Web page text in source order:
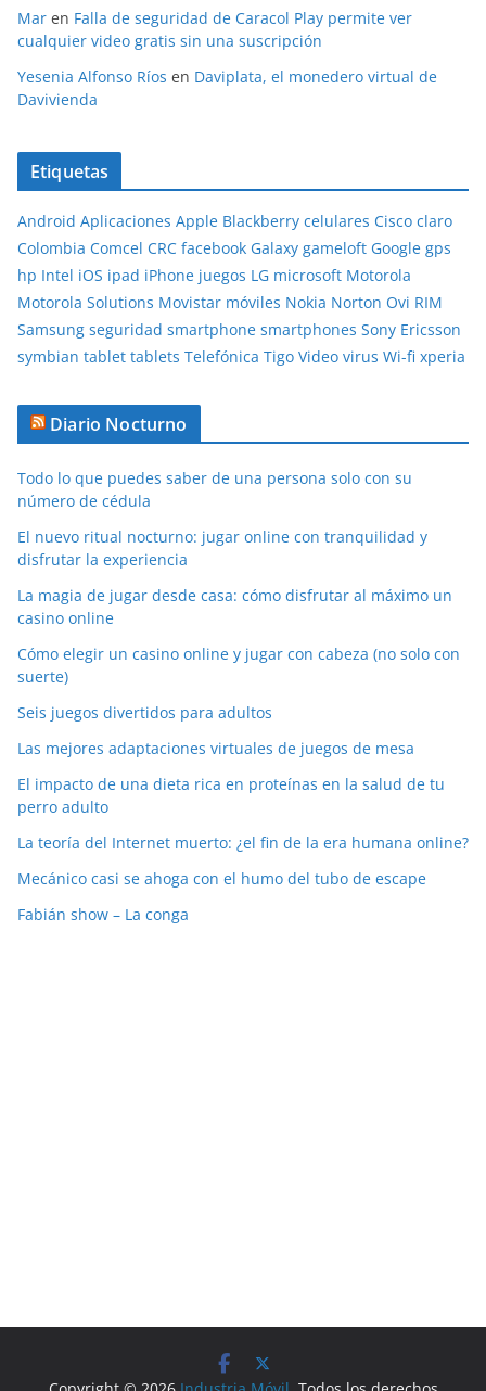
Mar en Falla de seguridad de Caracol Play permite ver
cualquier video gratis sin una suscripción
Yesenia Alfonso Ríos en Daviplata, el monedero virtual de
Davivienda
Etiquetas
Android Aplicaciones Apple Blackberry celulares Cisco claro
Colombia Comcel CRC facebook Galaxy gameloft Google gps
hp Intel iOS ipad iPhone juegos LG microsoft Motorola
Motorola Solutions Movistar móviles Nokia Norton Ovi RIM
Samsung seguridad smartphone smartphones Sony Ericsson
symbian tablet tablets Telefónica Tigo Video virus Wi-fi xperia
Diario Nocturno
Todo lo que puedes saber de una persona solo con su
número de cédula
El nuevo ritual nocturno: jugar online con tranquilidad y
disfrutar la experiencia
La magia de jugar desde casa: cómo disfrutar al máximo un
casino online
Cómo elegir un casino online y jugar con cabeza (no solo con
suerte)
Seis juegos divertidos para adultos
Las mejores adaptaciones virtuales de juegos de mesa
El impacto de una dieta rica en proteínas en la salud de tu
perro adulto
La teoría del Internet muerto: ¿el fin de la era humana online?
Mecánico casi se ahoga con el humo del tubo de escape
Fabián show – La conga